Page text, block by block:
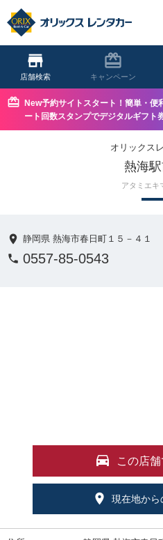
店舗 キャンペーン
New予約サイトスタート！簡単・便
ート回数スタンプでデジタルギフト
オリックス
熱海
アタミエキ
静岡県 熱海市春日町１５－４１
0557-85-0543
この店
現在地から